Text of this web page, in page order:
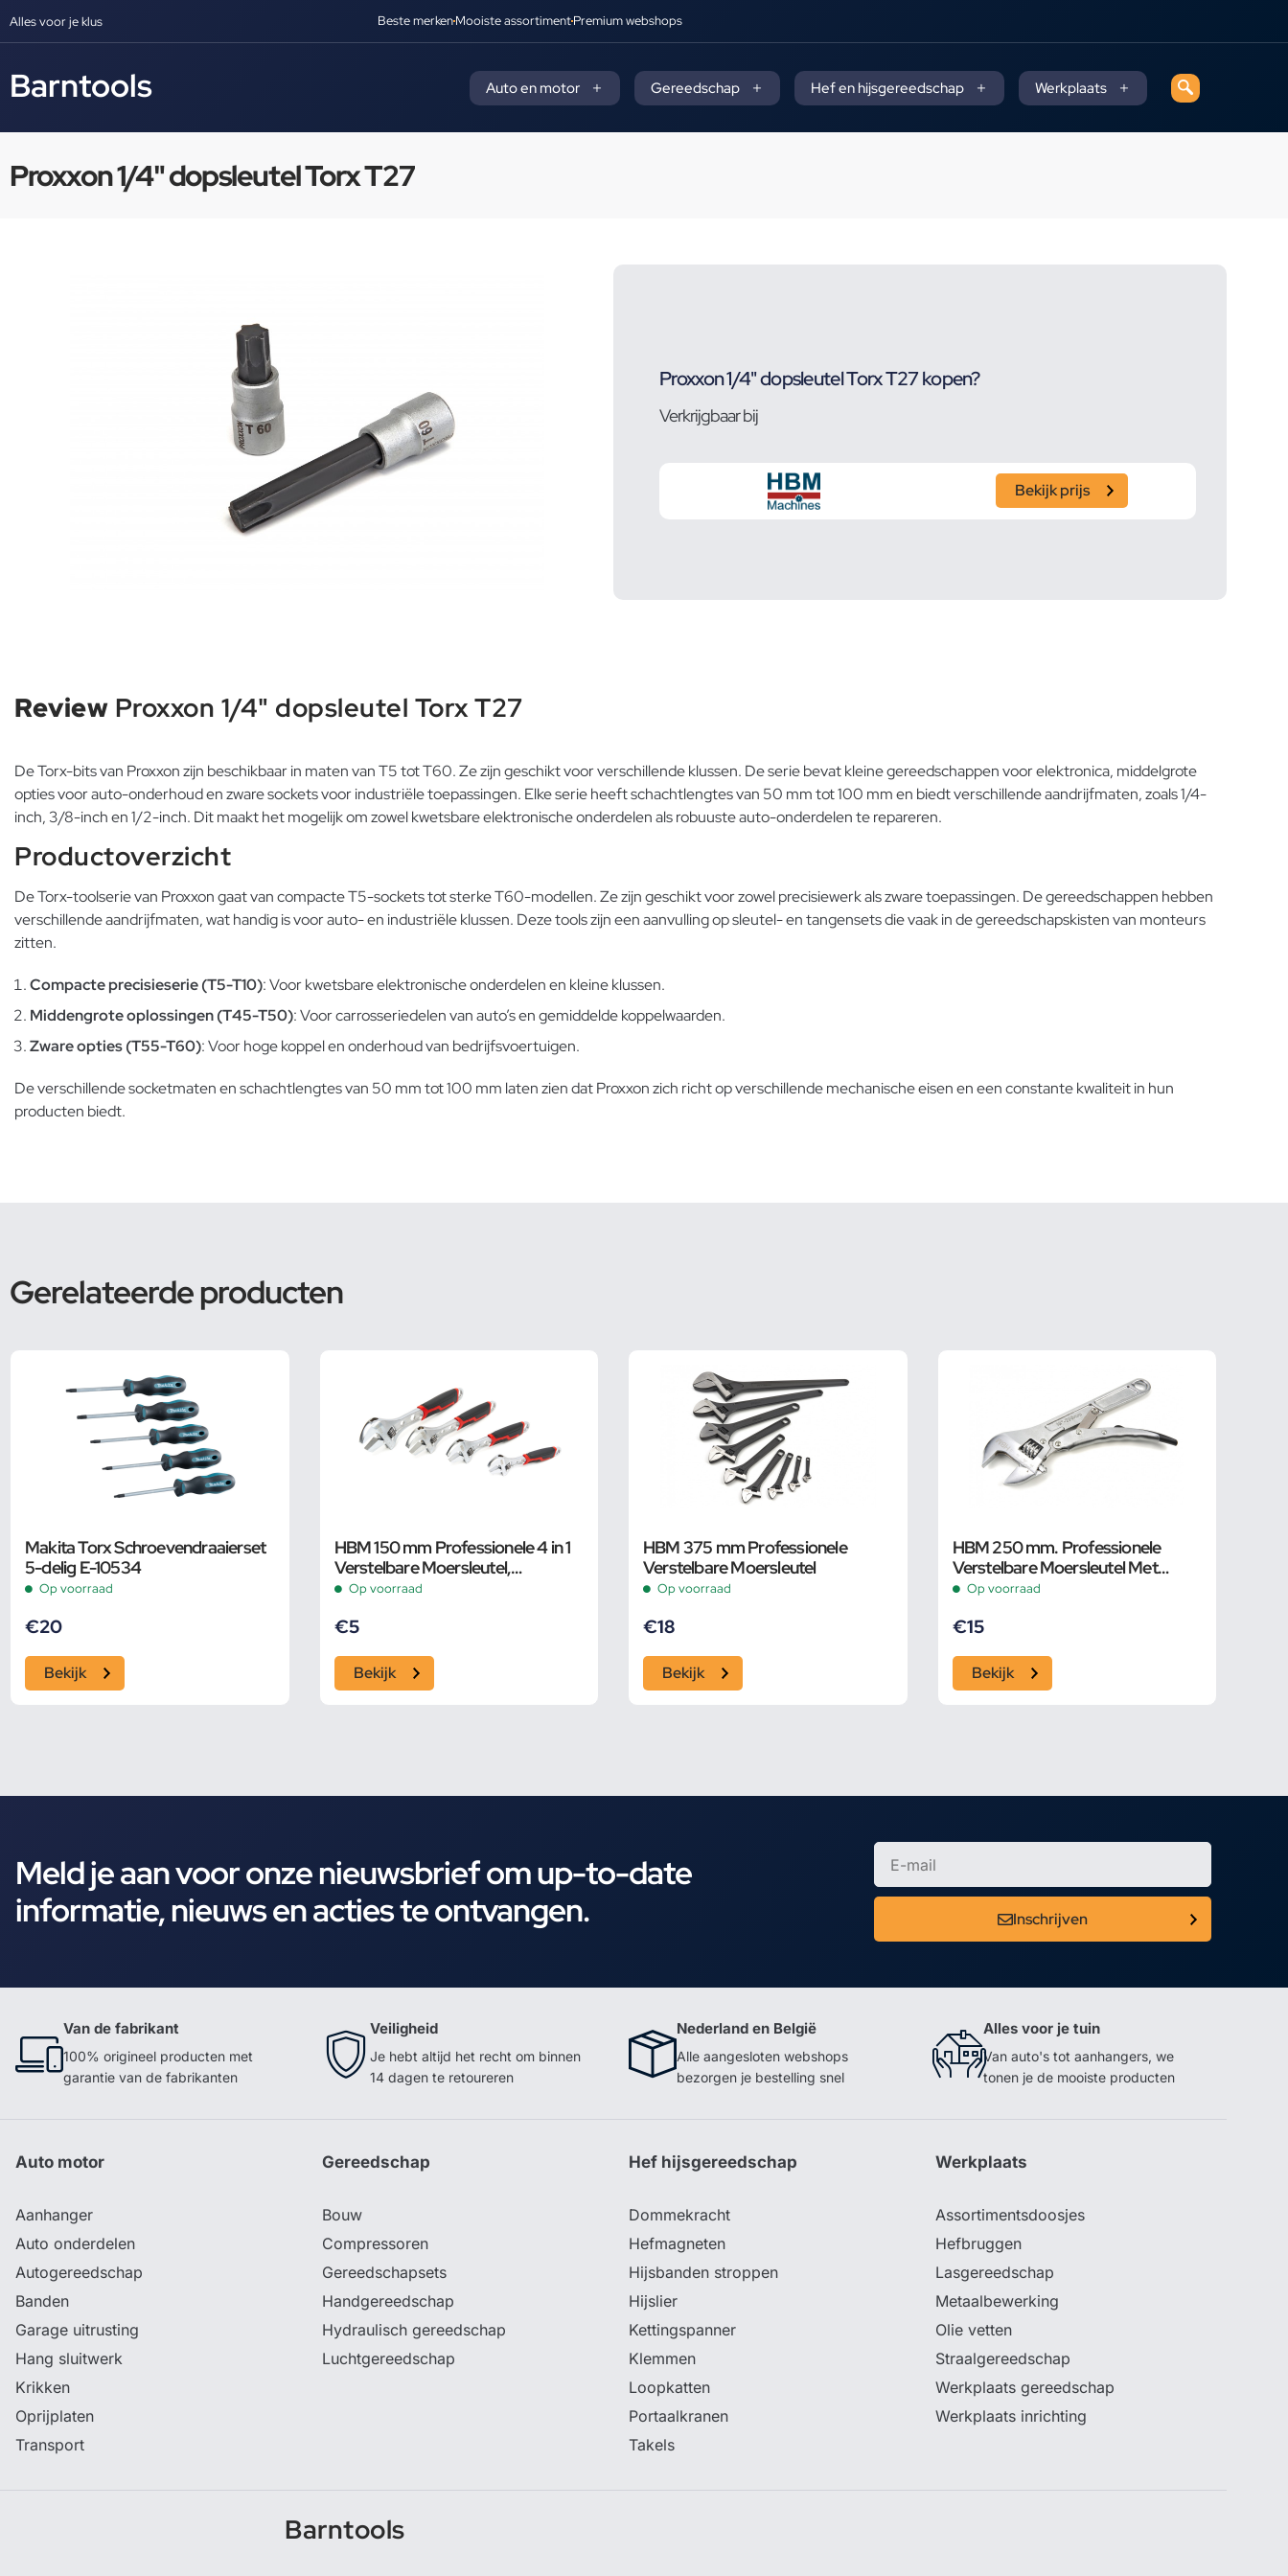
Alles voor je klus Beste merkenMooiste assortimentPremium webshops
Barntools Auto en motor Gereedschap Hef en hijsgereedschap Werkplaats
Proxxon 1/4" dopsleutel Torx T27
Proxxon 1/4" dopsleutel Torx T27 kopen?
Verkrijgbaar bij
Bekijk prijs
Review Proxxon 1/4" dopsleutel Torx T27
De Torx-bits van Proxxon zijn beschikbaar in maten van T5 tot T60. Ze zijn geschikt voor verschillende klussen. De serie bevat kleine gereedschappen voor elektronica, middelgrote
opties voor auto-onderhoud en zware sockets voor industriële toepassingen. Elke serie heeft schachtlengtes van 50 mm tot 100 mm en biedt verschillende aandrijfmaten, zoals 1/4-
inch, 3/8-inch en 1/2-inch. Dit maakt het mogelijk om zowel kwetsbare elektronische onderdelen als robuuste auto-onderdelen te repareren.
Productoverzicht
De Torx-toolserie van Proxxon gaat van compacte T5-sockets tot sterke T60-modellen. Ze zijn geschikt voor zowel precisiewerk als zware toepassingen. De gereedschappen hebben
verschillende aandrijfmaten, wat handig is voor auto- en industriële klussen. Deze tools zijn een aanvulling op sleutel- en tangensets die vaak in de gereedschapskisten van monteurs
zitten.
Compacte precisieserie (T5-T10): Voor kwetsbare elektronische onderdelen en kleine klussen.
Middengrote oplossingen (T45-T50): Voor carrosseriedelen van auto’s en gemiddelde koppelwaarden.
Zware opties (T55-T60): Voor hoge koppel en onderhoud van bedrijfsvoertuigen.
De verschillende socketmaten en schachtlengtes van 50 mm tot 100 mm laten zien dat Proxxon zich richt op verschillende mechanische eisen en een constante kwaliteit in hun
producten biedt.
Gerelateerde producten
Makita Torx Schroevendraaierset
5-delig E-10534
Op voorraad
€20
Bekijk
HBM 150 mm Professionele 4 in 1
Verstelbare Moersleutel,
Pijpsleutel
Op voorraad
€5
Bekijk
HBM 375 mm Professionele
Verstelbare Moersleutel
Op voorraad
€18
Bekijk
HBM 250 mm. Professionele
Verstelbare Moersleutel Met
Griptang Functie
Op voorraad
€15
Bekijk
Meld je aan voor onze nieuwsbrief om up-to-date
informatie, nieuws en acties te ontvangen.
Inschrijven
Van de fabrikant
100% origineel producten met
garantie van de fabrikanten
Veiligheid
Je hebt altijd het recht om binnen
14 dagen te retoureren
Nederland en België
Alle aangesloten webshops
bezorgen je bestelling snel
Alles voor je tuin
Van auto's tot aanhangers, we
tonen je de mooiste producten
Auto motor
Aanhanger
Auto onderdelen
Autogereedschap
Banden
Garage uitrusting
Hang sluitwerk
Krikken
Oprijplaten
Transport
Gereedschap
Bouw
Compressoren
Gereedschapsets
Handgereedschap
Hydraulisch gereedschap
Luchtgereedschap
Hef hijsgereedschap
Dommekracht
Hefmagneten
Hijsbanden stroppen
Hijslier
Kettingspanner
Klemmen
Loopkatten
Portaalkranen
Takels
Werkplaats
Assortimentsdoosjes
Hefbruggen
Lasgereedschap
Metaalbewerking
Olie vetten
Straalgereedschap
Werkplaats gereedschap
Werkplaats inrichting
Barntools